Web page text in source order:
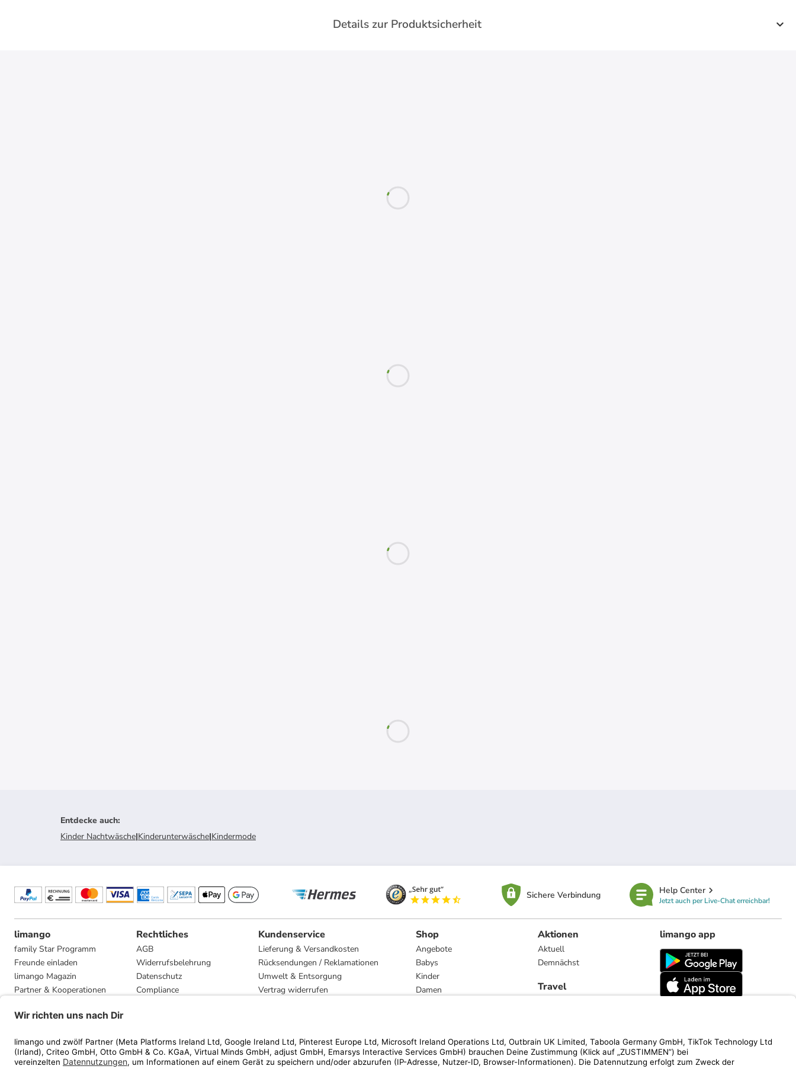
Details zur Produktsicherheit
Entdecke auch:
Kinder Nachtwäsche|Kinderunterwäsche|Kindermode
Sichere Verbindung Help Center
Jetzt auch per Live-Chat erreichbar!
limango
family Star Programm
Freunde einladen
limango Magazin
Partner & Kooperationen
Presse
Rechtliches
AGB
Widerrufsbelehrung
Datenschutz
Compliance
Kundenservice
Lieferung & Versandkosten
Rücksendungen / Reklamationen
Umwelt & Entsorgung
Vertrag widerrufen
Shop
Angebote
Babys
Kinder
Damen
Marken
Aktionen
Aktuell
Demnächst
Travel
limango app